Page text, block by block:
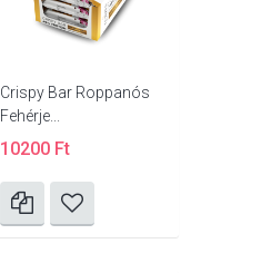
Crispy Bar Roppanós
Fehérje...
10200 Ft